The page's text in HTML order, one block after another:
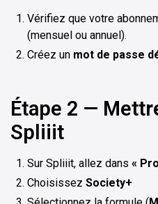
Vérifiez que votre
(mensuel ou annuel).
Créez un mot de passe
Étape 2 —
Spliiit
Sur Spliiit, allez dans «
Choisissez Society+